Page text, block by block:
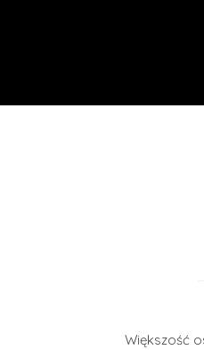
Większość